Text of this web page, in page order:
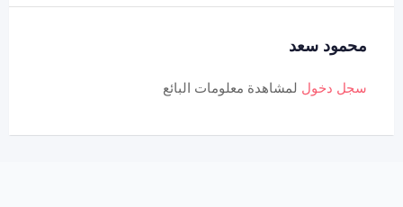
محمود سعد
سجل دخول لمشاهدة معلومات البائع